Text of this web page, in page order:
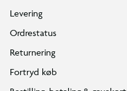
Levering
Ordrestatus
Returnering
Fortryd køb